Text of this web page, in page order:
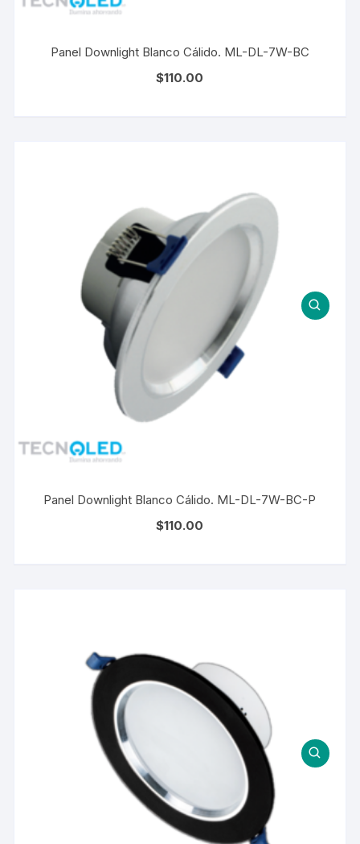
Panel Downlight Blanco Cálido. ML-DL-7W-BC
$110.00
Panel Downlight Blanco Cálido. ML-DL-7W-BC-P
$110.00